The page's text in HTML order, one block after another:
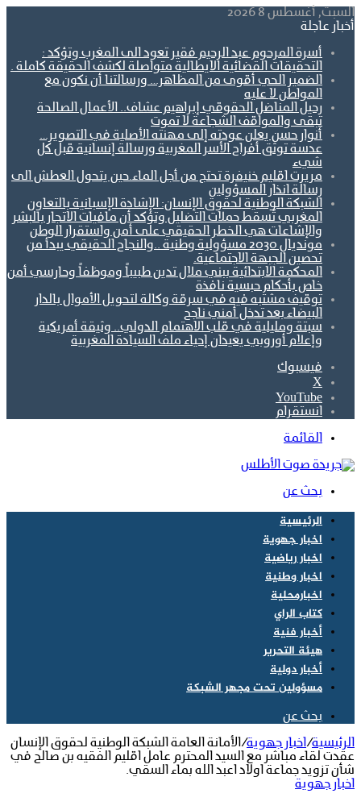
السبت, أغسطس 8 2026
أخبار عاجلة
أسرة المرحوم عبد الرحيم فقير تعود الى المغرب وتؤكد :
التحقيقات القضائية الايطالية متواصلة لكشف الحقيقة كاملة .
الضمير الحي أقوى من المظاهر… ورسالتنا أن نكون مع
المواطن لا عليه
رحيل المناضل الحقوقي إبراهيم عشاف.. الأعمال الصالحة
تبقى والمواقف الشجاعة لا تموت
أنوار حسن يعلن عودته إلى مهنته الأصلية في التصوير…
عدسة توثق أفراح الأسر المغربية ورسالة إنسانية قبل كل
شيء
مريرت اقليم خنيفرة تحتج من أجل الماء.حين يتحول العطش الى
رسالة انذار المسؤولين
الشبكة الوطنية لحقوق الإنسان: الإشادة الإسبانية بالتعاون
المغربي تُسقط حملات التضليل وتؤكد أن مافيات الاتجار بالبشر
والإشاعات هي الخطر الحقيقي على أمن واستقرار الوطن
مونديال 2030 مسؤولية وطنية ..والنجاح الحقيقي يبدأ من
تحصين الجبهة الاجتماعية.
المحكمة الابتدائية ببني ملال تدين طبيباً وموظفاً وحارسي أمن
خاص بأحكام حبسية نافذة
توقيف مشتبه فيه في سرقة وكالة لتحويل الأموال بالدار
البيضاء بعد تدخل أمني ناجح
سبتة ومليلية في قلب الاهتمام الدولي.. وثيقة أمريكية
وإعلام أوروبي يعيدان إحياء ملف السيادة المغربية
فيسبوك
‫X
‫YouTube
انستقرام
القائمة
بحث عن
الرئيسية
اخبار جهوية
اخبار رياضية
اخبار وطنية
اخبارمحلية
كتاب الراي
أخبار فنية
هيئة التحرير
أخبار دولية
مسؤولين تحت مجهر الشبكة
بحث عن
الرئيسية/ اخبار جهوية/ الأمانة العامة الشبكة الوطنية لحقوق الإنسان
عقدت لقاء مباشر مع السيد المحترم عامل اقليم الفقيه بن صالح في
شأن تزويد جماعة اولاد اعبد الله بماء السقي.
اخبار جهوية